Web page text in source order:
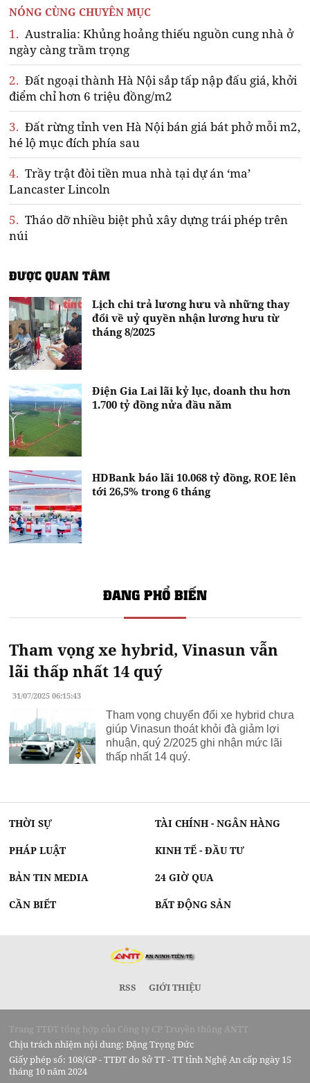
NÓNG CÙNG CHUYÊN MỤC
1. Australia: Khủng hoảng thiếu nguồn cung nhà ở
ngày càng trầm trọng
2. Đất ngoại thành Hà Nội sắp tấp nập đấu giá, khởi
điểm chỉ hơn 6 triệu đồng/m2
3. Đất rừng tỉnh ven Hà Nội bán giá bát phở mỗi m2,
hé lộ mục đích phía sau
4. Trầy trật đòi tiền mua nhà tại dự án ‘ma’
Lancaster Lincoln
5. Tháo dỡ nhiều biệt phủ xây dựng trái phép trên
núi
ĐƯỢC QUAN TÂM
Lịch chi trả lương hưu và những thay
đổi về uỷ quyền nhận lương hưu từ
tháng 8/2025
Điện Gia Lai lãi kỷ lục, doanh thu hơn
1.700 tỷ đồng nửa đầu năm
HDBank báo lãi 10.068 tỷ đồng, ROE lên
tới 26,5% trong 6 tháng
ĐANG PHỔ BIẾN
Tham vọng xe hybrid, Vinasun vẫn
lãi thấp nhất 14 quý
31/07/2025 06:15:43
Tham vọng chuyển đổi xe hybrid chưa
giúp Vinasun thoát khỏi đà giảm lợi
nhuận, quý 2/2025 ghi nhận mức lãi
thấp nhất 14 quý.
THỜI SỰ TÀI CHÍNH - NGÂN HÀNG
PHÁP LUẬT KINH TẾ - ĐẦU TƯ
BẢN TIN MEDIA 24 GIỜ QUA
CẦN BIẾT BẤT ĐỘNG SẢN
RSS GIỚI THIỆU
Trang TTĐT tổng hợp của Công ty CP Truyền thông ANTT
Chịu trách nhiệm nội dung: Đặng Trọng Đức
Giấy phép số: 108/GP - TTĐT do Sở TT - TT tỉnh Nghệ An cấp ngày 15
tháng 10 năm 2024